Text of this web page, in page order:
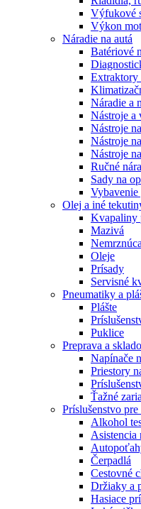
Výfukové
Výkon
Náradie na autá
Batériové
Extraktory
Náradie a
Nástroje a
Nástroje
Nástroje
Nástroje
Ručné
Sady na
Vybavenie
Olej a iné
Kvapaliny
Mazivá
Oleje
Prísady
Servisné
Pneumatiky a
Plášte
Puklice
Preprava a
Napínače
Priestory
Ťažné
Príslušenstvo pre
Alkohol
Asistencia
Čerpadlá
Cestovné
Držiaky a
Hasiace